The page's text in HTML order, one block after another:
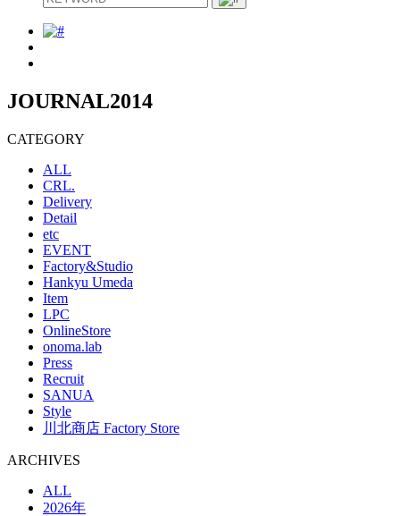
JOURNAL2014
CATEGORY
ALL
CRL.
Delivery
Detail
etc
EVENT
Factory&Studio
Hankyu Umeda
Item
LPC
OnlineStore
onoma.lab
Press
Recruit
SANUA
Style
川北商店 Factory Store
ARCHIVES
ALL
2026年